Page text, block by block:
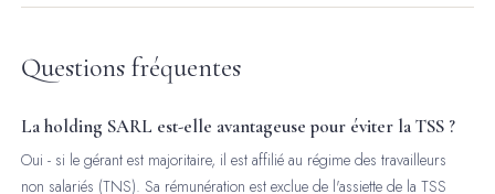
Questions fréquentes
La holding SARL est-elle avantageuse pour éviter la TSS ?
Oui - si le gérant est majoritaire, il est affilié au régime des travailleurs
non salariés (TNS). Sa rémunération est exclue de l'assiette de la TSS